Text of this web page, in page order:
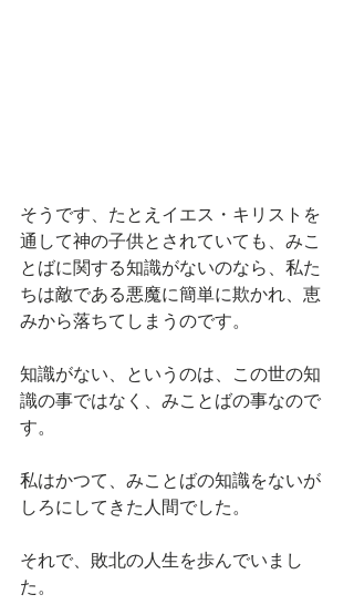
そうです、たとえイエス・キリストを
通して神の子供とされていても、みこ
とばに関する知識がないのなら、私た
ちは敵である悪魔に簡単に欺かれ、恵
みから落ちてしまうのです。
知識がない、というのは、この世の知
識の事ではなく、みことばの事なので
す。
私はかつて、みことばの知識をないが
しろにしてきた人間でした。
それで、敗北の人生を歩んでいまし
た。